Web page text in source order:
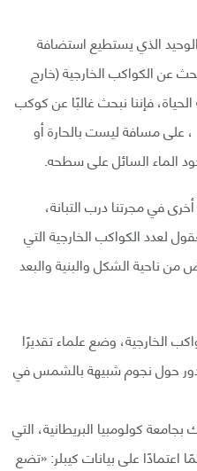
الذي يستطيع استضافة
عن الكواكب الخارجية (خارج
فإننا نبحث غالبًا عن كوكب
مسافة ليست بالحارة أو
الماء السائل على سطحه.
في مجرتنا درب التبانة،
لعدد الكواكب الخارجية التي
ناحية الشكل والبنية والبعد
الخارجية، وضع علماء تقديرًا
كوكب، تدور حول نجوم شبيهة بالشمس في
كولومبيا البريطانية، التي
ضخمًا اعتمادًا على بيانات كيبلر: «تضع